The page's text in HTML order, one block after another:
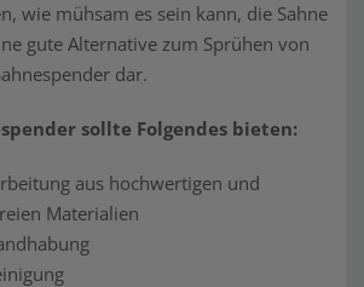
wie mühsam es sein kann, die Sahne
gute Alternative zum Sprühen von
dar.
sollte Folgendes bieten:
aus hochwertigen und
Materialien